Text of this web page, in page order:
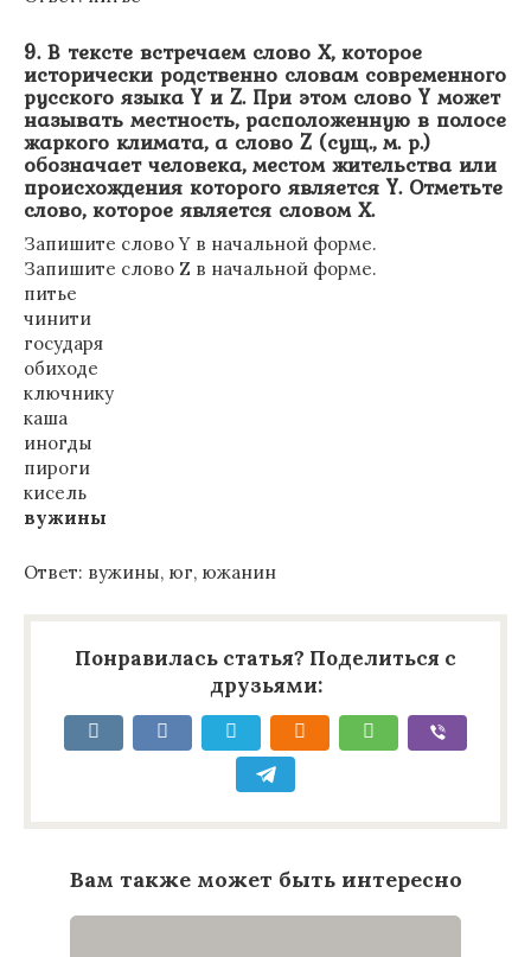
9. В тексте встречаем слово Х, которое
исторически родственно словам современного
русского языка Y и Z. При этом слово Y может
называть местность, расположенную в полосе
жаркого климата, а слово Z (сущ., м. р.)
обозначает человека, местом жительства или
происхождения которого является Y. Отметьте
слово, которое является словом Х.
Запишите слово Y в начальной форме.
Запишите слово Z в начальной форме.
питье
чинити
государя
обиходе
ключнику
каша
иногды
пироги
кисель
вужины
Ответ: вужины, юг, южанин
Понравилась статья? Поделиться с
друзьями:
Вам также может быть интересно